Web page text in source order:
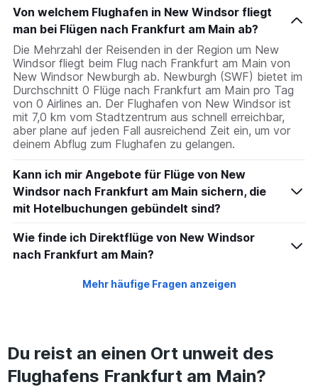
Von welchem Flughafen in New Windsor fliegt
man bei Flügen nach Frankfurt am Main ab?
Die Mehrzahl der Reisenden in der Region um New
Windsor fliegt beim Flug nach Frankfurt am Main von
New Windsor Newburgh ab. Newburgh (SWF) bietet im
Durchschnitt 0 Flüge nach Frankfurt am Main pro Tag
von 0 Airlines an. Der Flughafen von New Windsor ist
mit 7,0 km vom Stadtzentrum aus schnell erreichbar,
aber plane auf jeden Fall ausreichend Zeit ein, um vor
deinem Abflug zum Flughafen zu gelangen.
Kann ich mir Angebote für Flüge von New
Windsor nach Frankfurt am Main sichern, die
mit Hotelbuchungen gebündelt sind?
Wie finde ich Direktflüge von New Windsor
nach Frankfurt am Main?
Mehr häufige Fragen anzeigen
Du reist an einen Ort unweit des
Flughafens Frankfurt am Main?